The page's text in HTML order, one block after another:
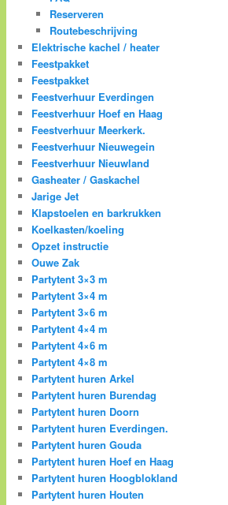
Reserveren
Routebeschrijving
Elektrische kachel / heater
Feestpakket
Feestpakket
Feestverhuur Everdingen
Feestverhuur Hoef en Haag
Feestverhuur Meerkerk.
Feestverhuur Nieuwegein
Feestverhuur Nieuwland
Gasheater / Gaskachel
Jarige Jet
Klapstoelen en barkrukken
Koelkasten/koeling
Opzet instructie
Ouwe Zak
Partytent 3×3 m
Partytent 3×4 m
Partytent 3×6 m
Partytent 4×4 m
Partytent 4×6 m
Partytent 4×8 m
Partytent huren Arkel
Partytent huren Burendag
Partytent huren Doorn
Partytent huren Everdingen.
Partytent huren Gouda
Partytent huren Hoef en Haag
Partytent huren Hoogblokland
Partytent huren Houten